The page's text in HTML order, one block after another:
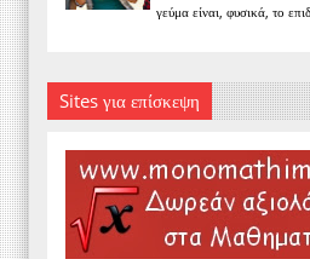
γεύμα είναι, φυσικά, το
Sites για επίσκεψη